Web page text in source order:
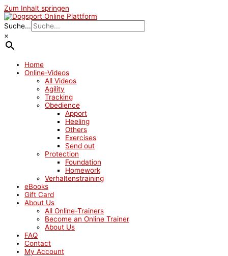
Zum Inhalt springen
Suche...
×
Home
Online-Videos
All Videos
Agility
Tracking
Obedience
Apport
Heeling
Others
Exercises
Send out
Protection
Foundation
Homework
Verhaltenstraining
eBooks
Gift Card
About Us
All Online-Trainers
Become an Online Trainer
About Us
FAQ
Contact
My Account